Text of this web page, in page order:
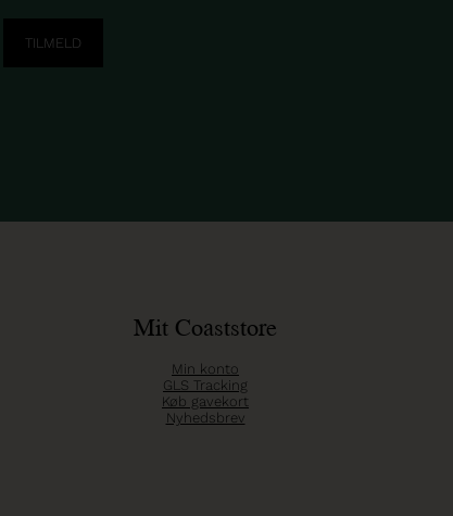
Mit Coaststore
Min konto
GLS Tracking
Køb gavekort
Nyhedsbrev